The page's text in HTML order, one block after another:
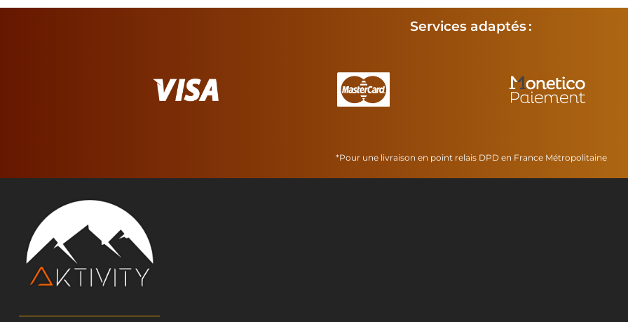
à
22,85€Services adaptés :
*Pour une livraison en point relais DPD en France Métropolitaine